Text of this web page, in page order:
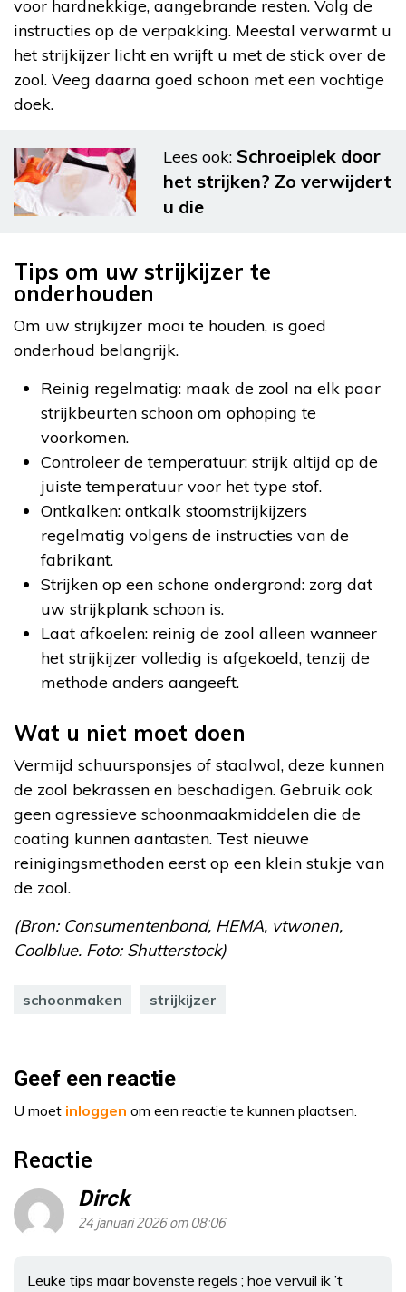
voor hardnekkige, aangebrande resten. Volg de
instructies op de verpakking. Meestal verwarmt u
het strijkijzer licht en wrijft u met de stick over de
zool. Veeg daarna goed schoon met een vochtige
doek.
Lees ook: Schroeiplek door
het strijken? Zo verwijdert
u die
Tips om uw strijkijzer te
onderhouden
Om uw strijkijzer mooi te houden, is goed
onderhoud belangrijk.
Reinig regelmatig: maak de zool na elk paar
strijkbeurten schoon om ophoping te
voorkomen.
Controleer de temperatuur: strijk altijd op de
juiste temperatuur voor het type stof.
Ontkalken: ontkalk stoomstrijkijzers
regelmatig volgens de instructies van de
fabrikant.
Strijken op een schone ondergrond: zorg dat
uw strijkplank schoon is.
Laat afkoelen: reinig de zool alleen wanneer
het strijkijzer volledig is afgekoeld, tenzij de
methode anders aangeeft.
Wat u niet moet doen
Vermijd schuursponsjes of staalwol, deze kunnen
de zool bekrassen en beschadigen. Gebruik ook
geen agressieve schoonmaakmiddelen die de
coating kunnen aantasten. Test nieuwe
reinigingsmethoden eerst op een klein stukje van
de zool.
(Bron: Consumentenbond, HEMA, vtwonen,
Coolblue. Foto: Shutterstock)
schoonmaken strijkijzer
Geef een reactie
U moet inloggen om een reactie te kunnen plaatsen.
Reactie
Dirck
24 januari 2026 om 08:06
Leuke tips maar bovenste regels ; hoe vervuil ik ’t